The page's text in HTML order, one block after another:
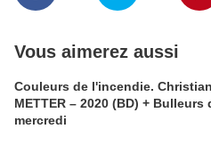
Vous aimerez aussi
Couleurs de l'incendie.
METTER – 2020 (BD) + Bulleurs
mercredi